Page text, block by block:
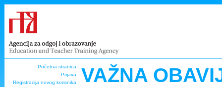
Početna stranica
Prijava
Registracija novog korisnika
VAŽNA